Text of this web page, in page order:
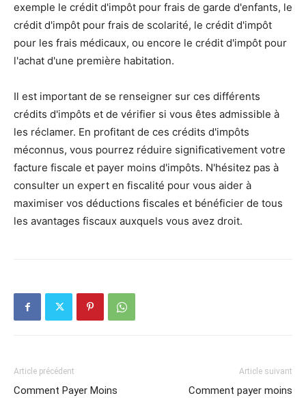
exemple le crédit d'impôt pour frais de garde d'enfants, le
crédit d'impôt pour frais de scolarité, le crédit d'impôt
pour les frais médicaux, ou encore le crédit d'impôt pour
l'achat d'une première habitation.
Il est important de se renseigner sur ces différents
crédits d'impôts et de vérifier si vous êtes admissible à
les réclamer. En profitant de ces crédits d'impôts
méconnus, vous pourrez réduire significativement votre
facture fiscale et payer moins d'impôts. N'hésitez pas à
consulter un expert en fiscalité pour vous aider à
maximiser vos déductions fiscales et bénéficier de tous
les avantages fiscaux auxquels vous avez droit.
Article précédent
Comment Payer Moins
Article suivant
Comment payer moins